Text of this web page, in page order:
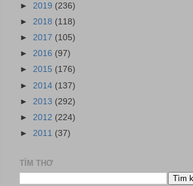
► 2019 (236)
► 2018 (118)
► 2017 (105)
► 2016 (97)
► 2015 (176)
► 2014 (137)
► 2013 (292)
► 2012 (224)
► 2011 (37)
TÌM THƠ